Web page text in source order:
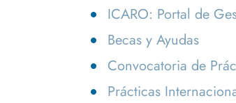
ICARO: Portal de
Becas y Ayudas
Convocatoria de
Prácticas